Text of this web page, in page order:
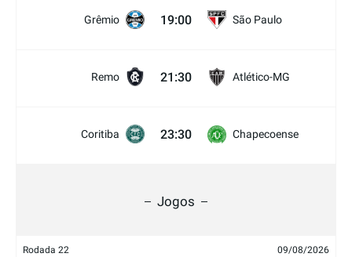
Grêmio 19:00 São Paulo
Remo 21:30 Atlético-MG
Coritiba 23:30 Chapecoense
Jogos
Rodada 22 09/08/2026